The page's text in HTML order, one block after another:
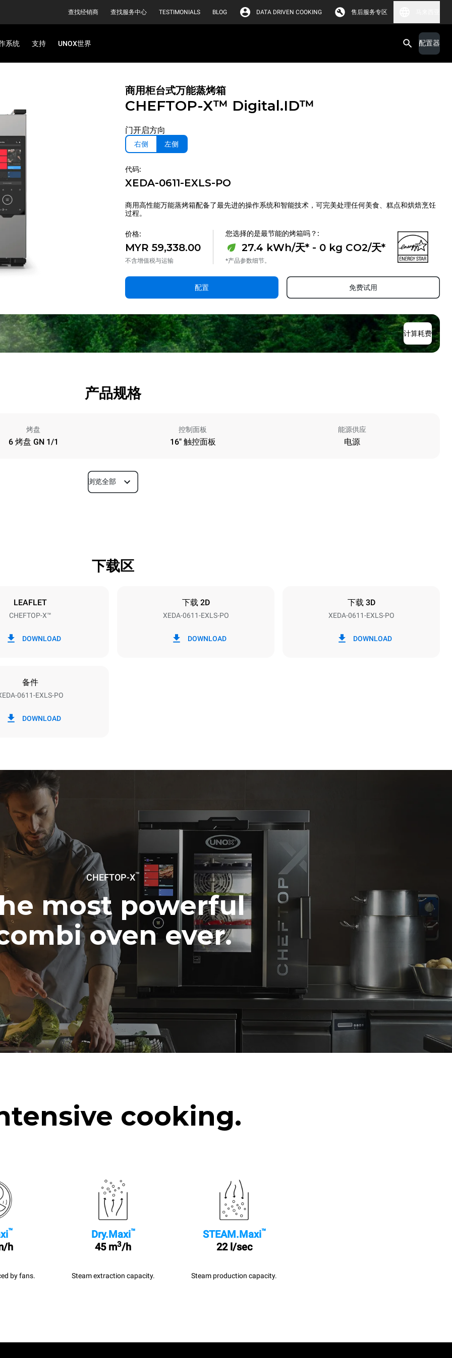
查找经销商 查找服务中心 TESTIMONIALS BLOG DATA DRIVEN COOKING 售后服务专区
系统 支持 UNOX世界 配置器
商用柜台式万能蒸烤箱
CHEFTOP-X™ Digital.ID™
门开启方向
右侧 左侧
代码:
XEDA-0611-EXLS-PO
商用高性能万能蒸烤箱配备了最先进的操作系统和智能技术，可完美处理任何美食、糕点和烘焙烹饪
过程。
价格:
MYR 59,338.00
不含增值税与运输
您选择的是最节能的烤箱吗？:
27.4 kWh/天* - 0 kg CO2/天*
*产品参数细节。
配置 免费试用
计算耗费
产品规格
烤盘
6 烤盘 GN 1/1
控制面板
16" 触控面板
能源供应
电源
烤盘尺寸
/ 220-240V 3~ / 220-240V
）
以被消除。
下清洗程序(42 周/年)：
浏览全部
下载区
LEAFLET
CHEFTOP-X™
DOWNLOAD
下载 2D
XEDA-0611-EXLS-PO
DOWNLOAD
下载 3D
XEDA-0611-EXLS-PO
DOWNLOAD
备件
0611-EXLS-PO
DOWNLOAD
CHEFTOP-X™
most powerful
oven ever.
cooking.
™
h
by fans.
Dry.Maxi™
45 m3/h
Steam extraction capacity.
STEAM.Maxi™
22 l/sec
Steam production capacity.